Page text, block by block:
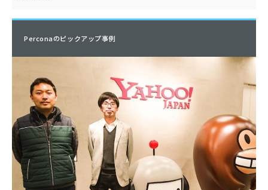
Perconaのピックアップ事例